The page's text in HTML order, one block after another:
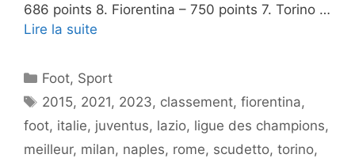
686 points 8. Fiorentina – 750 points 7. Torino …
Lire la suite
Catégories
Foot, Sport
Étiquettes
2015, 2021, 2023, classement,fiorentina,
foot, italie, juventus, lazio, ligue des champions,
meilleur, milan, naples, rome, scudetto, torino,